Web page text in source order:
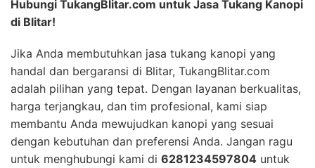
Hubungi TukangBlitar.com untuk Jasa Tukang Kanopi
di Blitar!
Jika Anda membutuhkan jasa tukang kanopi yang
handal dan bergaransi di Blitar, TukangBlitar.com
adalah pilihan yang tepat. Dengan layanan berkualitas,
harga terjangkau, dan tim profesional, kami siap
membantu Anda mewujudkan kanopi yang sesuai
dengan kebutuhan dan preferensi Anda. Jangan ragu
untuk menghubungi kami di 6281234597804 untuk